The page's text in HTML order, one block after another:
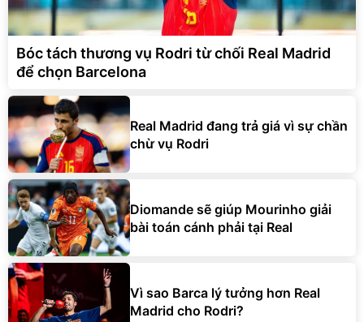
Bóc tách thương vụ Rodri từ chối Real Madrid
để chọn Barcelona
Real Madrid đang trả giá vì sự chần
chừ vụ Rodri
Diomande sẽ giúp Mourinho giải
bài toán cánh phải tại Real
Vì sao Barca lý tưởng hơn Real
Madrid cho Rodri?